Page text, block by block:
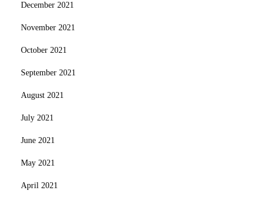
December 2021
November 2021
October 2021
September 2021
August 2021
July 2021
June 2021
May 2021
April 2021